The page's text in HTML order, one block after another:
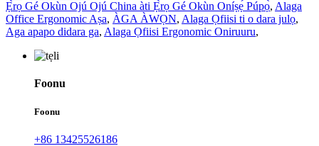
Ẹ̀rọ Gé Okùn Ojú Ojú China àti Ẹ̀rọ Gé Okùn Oníṣẹ́ Púpọ̀, Alaga
Office Ergonomic Aṣa, ÀGA ÀWỌN, Alaga Ọfiisi ti o dara julọ,
Aga apapo didara ga, Alaga Ọfiisi Ergonomic Oniruuru,
Foonu
Foonu
+86 13425526186